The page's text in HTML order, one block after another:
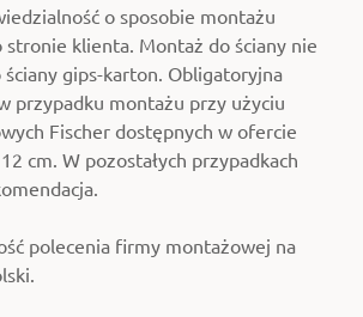
o sposobie montażu
stronie klienta. Montaż do ściany nie
gips-karton. Obligatoryjna
przypadku montażu przy użyciu
Fischer dostępnych w ofercie
cm. W pozostałych przypadkach
polecenia firmy montażowej na